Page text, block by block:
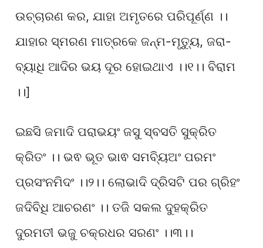
ଉଚ୍ଚାରଣ କର, ଯାହା ଅମୃତରେ ପରିପୂର୍ଣ୍ଣ ।।
ଯାହାର ସ୍ମରଣ ମାତ୍ରକେ ଜନ୍ମ-ମୃତ୍ୟୁ, ଜରା-
ବ୍ୟାଧି ଆଦିର ଭୟ ଦୂର ହୋଇଥାଏ ।।୧।। ବିରାମ
।।]
ଇଛସି ଜମାଦି ପରାଭୟଂ ଜସୁ ସ୍ବସତି ସୁକ୍ରିତ
କ୍ରିତଂ ।। ଭଵ ଭୂତ ଭାଵ ସମବ୍ୟିଅଂ ପରମଂ
ପ୍ରସଂନମିଦଂ ।।୨।। ଲୋଭାଦି ଦ୍ରିସଟି ପର ଗ୍ରିହଂ
ଜଦିବିଧି ଆଚରଣଂ ।। ତଜି ସକଲ ଦୁହକ୍ରିତ
ଦୁରମତୀ ଭଜୁ ଚକ୍ରଧର ସରଣଂ ।।୩।।